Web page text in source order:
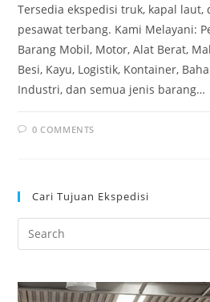
Tersedia ekspedisi truk, kapal laut,
pesawat terbang. Kami Melayani:
Barang Mobil, Motor, Alat Berat,
Besi, Kayu, Logistik, Kontainer,
Industri, dan semua jenis barang…
0 COMMENTS
Cari Tujuan Ekspedisi